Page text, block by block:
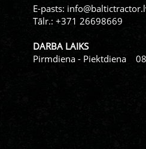
E-pasts:
Tālr.: +371 26698669
DARBA LAIKS
Pirmdiena - Piektdiena